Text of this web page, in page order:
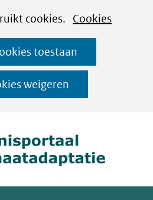
cookies. Cookies
toestaan
weigeren
Ga
naar
de
inhoud